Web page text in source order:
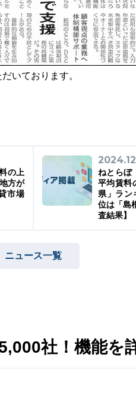
いております。
の上
方が
市場
ねとらぼ
平均賃料
県」ラ
位は「島
査結果】
ニュース一覧
社！ 機能を